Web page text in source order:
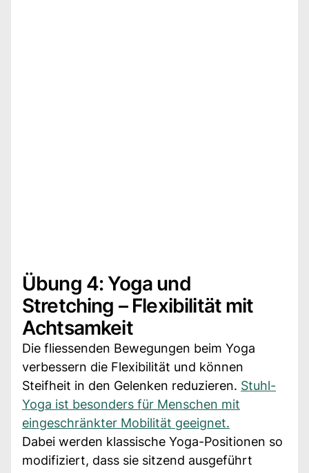
Übung 4: Yoga und
Stretching – Flexibilität mit
Achtsamkeit
Die fliessenden Bewegungen beim Yoga
verbessern die Flexibilität und können
Steifheit in den Gelenken reduzieren. Stuhl-
Yoga ist besonders für Menschen mit
eingeschränkter Mobilität geeignet.
Dabei werden klassische Yoga-Positionen so
modifiziert, dass sie sitzend ausgeführt